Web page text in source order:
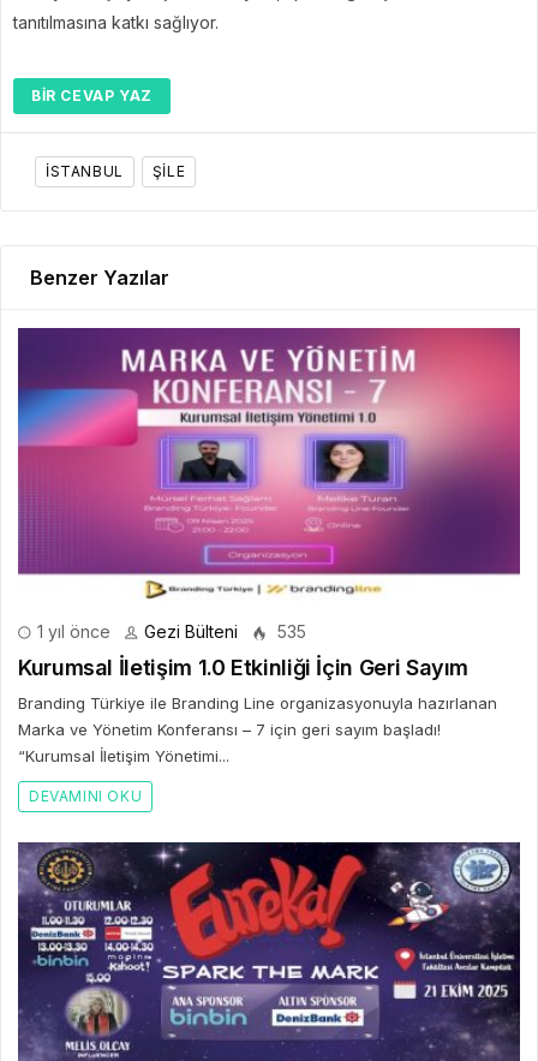
tanıtılmasına katkı sağlıyor.
BIR CEVAP YAZ
ISTANBUL ŞILE
Benzer Yazılar
1 yıl önce Gezi Bülteni 535
Kurumsal İletişim 1.0 Etkinliği İçin Geri Sayım
Branding Türkiye ile Branding Line organizasyonuyla hazırlanan
Marka ve Yönetim Konferansı – 7 için geri sayım başladı!
“Kurumsal İletişim Yönetimi...
DEVAMINI OKU